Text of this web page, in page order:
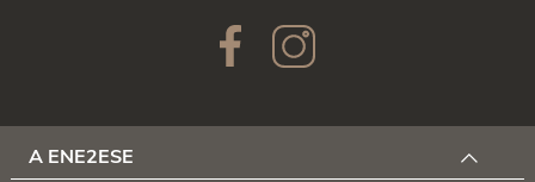
A ENE2ESE